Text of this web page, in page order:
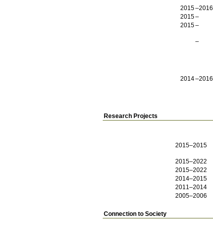
2015 2016
2015
2015
2014
2016
Research Projects
2015–2015
2015–2022
2015–2022
2014–2015
2011–2014
2005–2006
Connection to Society